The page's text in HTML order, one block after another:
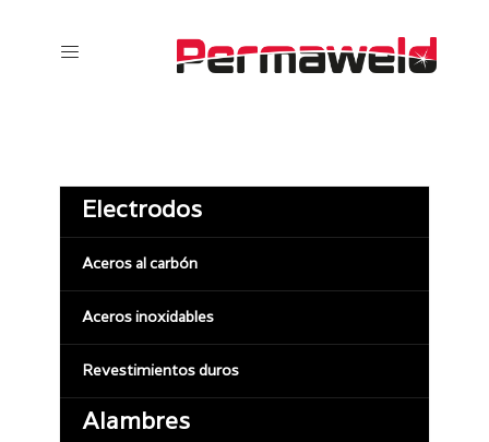
Electrodos
Aceros al carbón
Aceros inoxidables
Revestimientos duros
Alambres